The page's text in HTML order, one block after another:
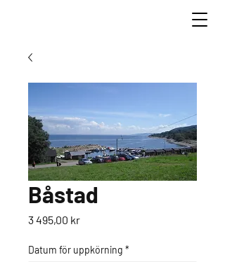
Båstad
3 495,00 krPris
Datum för uppkörning *